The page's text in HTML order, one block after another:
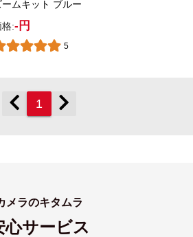
ームキット ブルー
格:-円
5
1
メラのキタムラ
心サービス